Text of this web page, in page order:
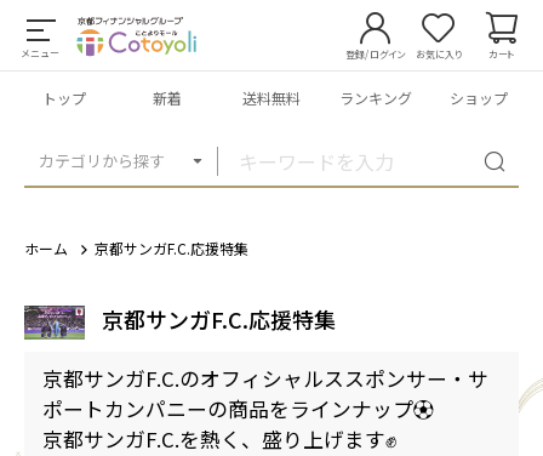
メニュー
カテゴリから探す
登録/ログイン お気に入り カート
トップ 新着 送料無料 ランキング ショップ
ホーム 京都サンガF.C.応援特集
京都サンガF.C.応援特集
京都サンガF.C.のオフィシャルススポンサー・サ
ポートカンパニーの商品をラインナップ⚽
京都サンガF.C.を熱く、盛り上げます✊